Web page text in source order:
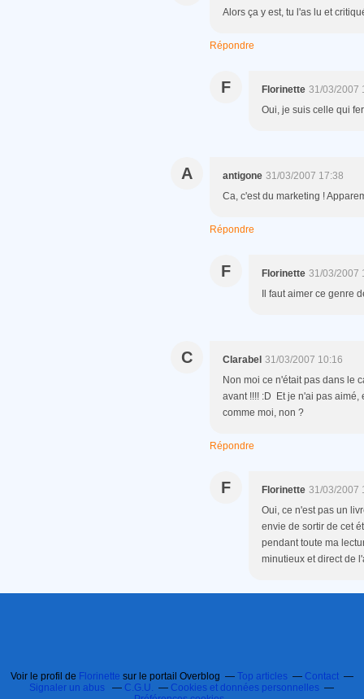
Alors ça y est, tu l'as lu et
Répondre
F Florinette 31/03/2007
Oui, je suis celle qui
A antigone 31/03/2007 17:38
Ca, c'est du marketing !
Répondre
F Florinette 31/03/2007
Il faut aimer ce genre
C Clarabel 31/03/2007 10:16
Non moi ce n'était pas dans le
avant !!!! :D Et je n'ai pas aimé,
comme moi, non ?
Répondre
F Florinette 31/03/2007
Oui, ce n'est pas un
envie de sortir de cet
pendant toute ma
minutieux et direct de
Voir le profil de Florinette sur le portail Overblog Top articles
Contact
Signaler un abus
C.G.U.
Cookies et données personnelles